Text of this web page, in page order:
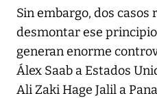
Sin embargo, dos
desmontar ese
generan enorme
Álex Saab a Estados
Ali Zaki Hage Jalil a